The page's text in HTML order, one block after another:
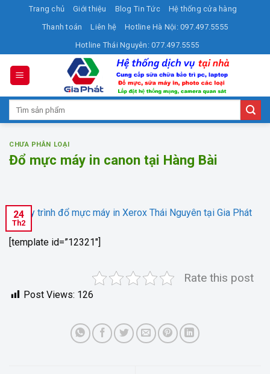
Trang chủ Giới thiệu Blog Tin Tức
Hệ thống cửa hàng
Thanh toán
Liên hệ
Hotline Hà Nội: 097.497.5555
Hotline Thái Nguyên: 077.497.5555
CHƯA PHÂN LOẠI
Đổ mực máy in canon tại Hàng Bài
24
Th2
[template id=”12321″]
Rate this post
Post Views: 126